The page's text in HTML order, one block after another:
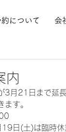
について 会
内
3月21日まで延
ます。
日(土)は臨時休